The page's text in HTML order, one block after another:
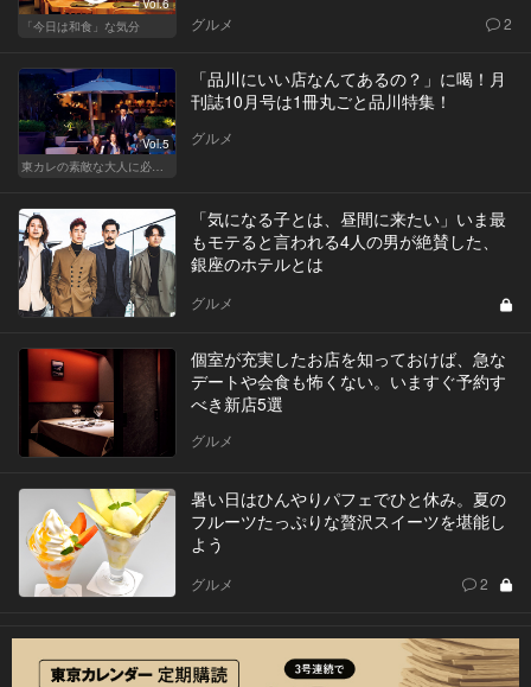
Vol.6
「今日は和食」な気分
グルメ 2
Vol.5
東カレの素敵な大人に必要なこと
「品川にいい店なんてあるの？」に喝！月
刊誌10月号は1冊丸ごと品川特集！
グルメ
「気になる子とは、昼間に来たい」いま最
もモテると言われる4人の男が絶賛した、
銀座のホテルとは
グルメ
個室が充実したお店を知っておけば、急な
デートや会食も怖くない。いますぐ予約す
べき新店5選
グルメ
暑い日はひんやりパフェでひと休み。夏の
フルーツたっぷりな贅沢スイーツを堪能し
よう
グルメ 2